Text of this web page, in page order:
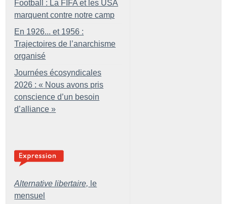
Football : La FIFA et les USA
marquent contre notre camp
En 1926... et 1956 :
Trajectoires de l’anarchisme
organisé
Journées écosyndicales
2026 : « Nous avons pris
conscience d’un besoin
d’alliance »
Alternative libertaire, le
mensuel